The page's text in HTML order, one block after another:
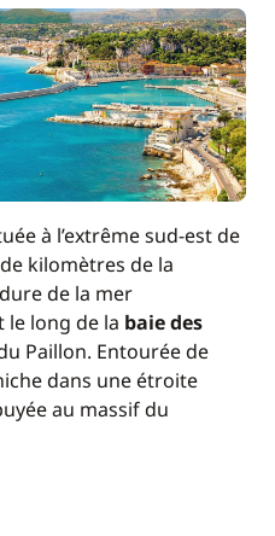
200,00 €
120,00 €
/ jour
40,00 €
/ cabine
/ semaine
non inclus) 400,00 €
/ jour
à l’extrême sud-est de
kilomètres de la
de la mer
le long de la baie des
Paillon. Entourée de
dans une étroite
au massif du